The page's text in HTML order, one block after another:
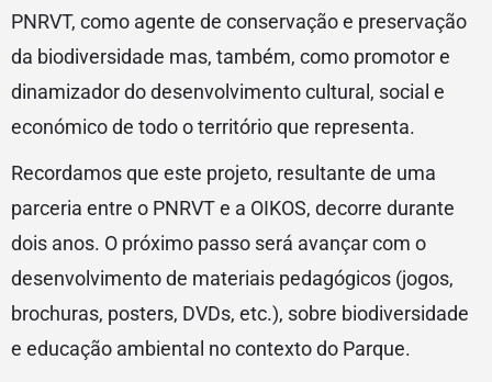
PNRVT, como agente de conservação e preservação
da biodiversidade mas, também, como promotor e
dinamizador do desenvolvimento cultural, social e
económico de todo o território que representa.
Recordamos que este projeto, resultante de uma
parceria entre o PNRVT e a OIKOS, decorre durante
dois anos. O próximo passo será avançar com o
desenvolvimento de materiais pedagógicos (jogos,
brochuras, posters, DVDs, etc.), sobre biodiversidade
e educação ambiental no contexto do Parque.